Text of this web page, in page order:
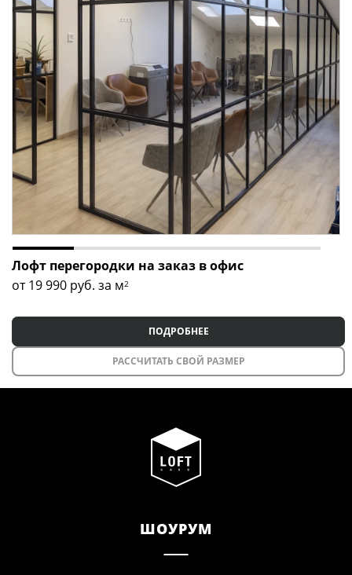
Лофт перегородки на заказ в офис
от 19 990 руб. за м2
ПОДРОБНЕЕ
РАССЧИТАТЬ СВОЙ РАЗМЕР
ШОУРУМ